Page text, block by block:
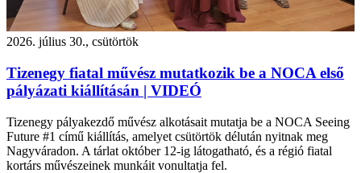
2026. július 30., csütörtök
Tizenegy fiatal művész mutatkozik be a NOCA első
pályázati kiállításán | VIDEÓ
Tizenegy pályakezdő művész alkotásait mutatja be a NOCA Seeing
Future #1 című kiállítás, amelyet csütörtök délután nyitnak meg
Nagyváradon. A tárlat október 12-ig látogatható, és a régió fiatal
kortárs művészeinek munkáit vonultatja fel.